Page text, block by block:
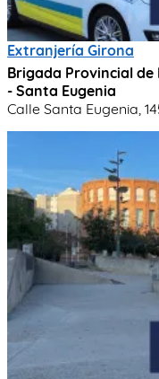
Extranjería Girona
Brigada Provincial
- Santa Eugenia
Calle Santa Eugenia,